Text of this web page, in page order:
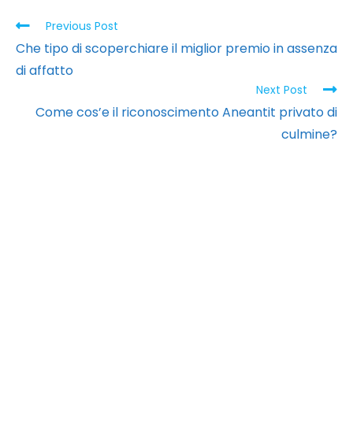
Previous Post
Che tipo di scoperchiare il miglior premio in assenza
di affatto
Next Post
Come cos’e il riconoscimento Aneantit privato di
culmine?